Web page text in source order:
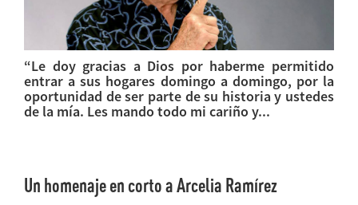
“Le doy gracias a Dios por haberme permitido
entrar a sus hogares domingo a domingo, por la
oportunidad de ser parte de su historia y ustedes
de la mía. Les mando todo mi cariño y...
Un homenaje en corto a Arcelia Ramírez